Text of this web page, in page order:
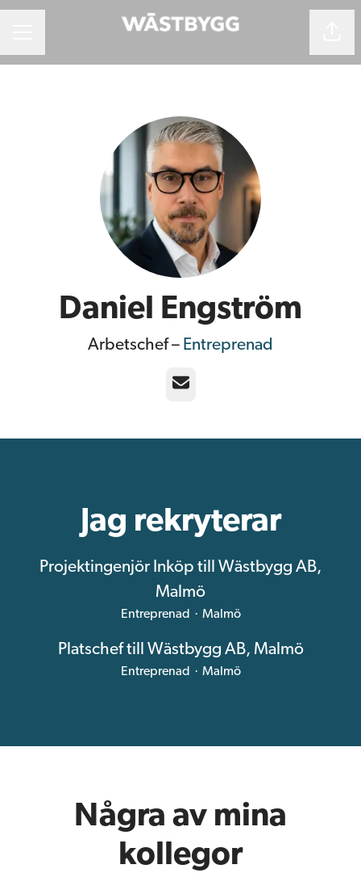
Daniel Engström
Arbetschef – Entreprenad
E-post
Jag rekryterar
Projektingenjör Inköp till Wästbygg AB,
Malmö
Entreprenad · Malmö
Platschef till Wästbygg AB, Malmö
Entreprenad · Malmö
Några av mina
kollegor